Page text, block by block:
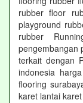
rubber floor
playground
rubber
pengembangan
terkait dengan
indonesia
flooring
karet lantai